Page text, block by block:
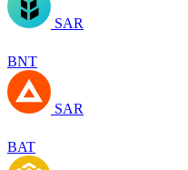
SAR
BNT
SAR
BAT